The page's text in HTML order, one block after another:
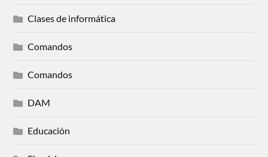
Clases de informática
Comandos
Comandos
DAM
Educación